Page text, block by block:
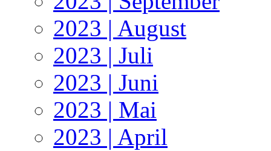
2023 | August
2023 | Juli
2023 | Juni
2023 | Mai
2023 | April